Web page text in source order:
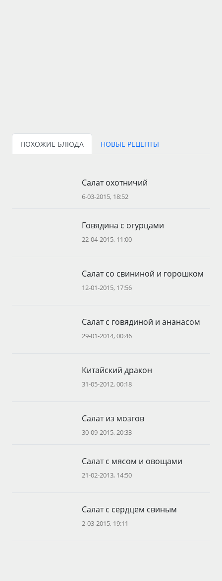
ПОХОЖИЕ БЛЮДА НОВЫЕ РЕЦЕПТЫ
Салат охотничий
6-03-2015, 18:52
Говядина с огурцами
22-04-2015, 11:00
Салат со свининой и горошком
12-01-2015, 17:56
Салат с говядиной и ананасом
29-01-2014, 00:46
Китайский дракон
31-05-2012, 00:18
Салат из мозгов
30-09-2015, 20:33
Салат с мясом и овощами
21-02-2013, 14:50
Салат с сердцем свиным
2-03-2015, 19:11